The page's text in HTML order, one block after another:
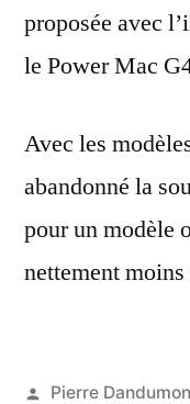
proposée avec
le Power Mac
Avec les
abandonné la
pour un modèle
nettement
Publié
Pierre